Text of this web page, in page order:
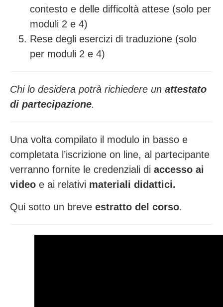
contesto e delle difficoltà attese (solo per
moduli 2 e 4)
Rese degli esercizi di traduzione (solo
per moduli 2 e 4)
Chi lo desidera potrà richiedere un attestato
di partecipazione.
Una volta compilato il modulo in basso e
completata l’iscrizione on line, al partecipante
verranno fornite le credenziali di accesso ai
video e ai relativi materiali didattici.
Qui sotto un breve estratto del corso.